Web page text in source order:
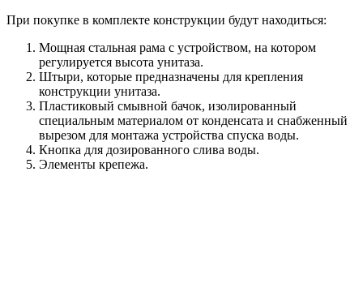
При покупке в комплекте конструкции будут находиться:
Мощная стальная рама с устройством, на котором
регулируется высота унитаза.
Штыри, которые предназначены для крепления
конструкции унитаза.
Пластиковый смывной бачок, изолированный
специальным материалом от конденсата и снабженный
вырезом для монтажа устройства спуска воды.
Кнопка для дозированного слива воды.
Элементы крепежа.